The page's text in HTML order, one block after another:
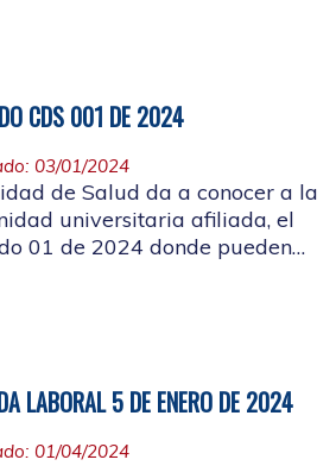
CDS 001 DE 2024
03/01/2024
de Salud da a conocer a la
universitaria afiliada, el
01 de 2024 donde pueden
LABORAL 5 DE ENERO DE 2024
01/04/2024